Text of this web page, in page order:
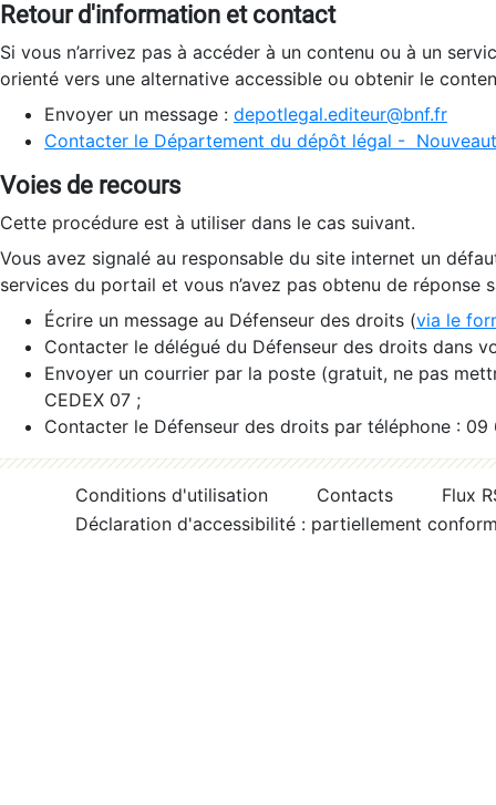
Retour d'information et contact
Si vous n’arrivez pas à accéder à un contenu ou à un
orienté vers une alternative accessible ou obtenir le
Envoyer un message : depotlegal.editeur@bnf.fr
Contacter le Département du dépôt légal -
Voies de recours
Cette procédure est à utiliser dans le cas suivant.
Vous avez signalé au responsable du site internet un
services du portail et vous n’avez pas obtenu de réponse
Écrire un message au Défenseur des droits (via le
Contacter le délégué du Défenseur des droits dans
Envoyer un courrier par la poste (gratuit, ne pas
CEDEX 07 ;
Contacter le Défenseur des droits par téléphone :
Conditions d'utilisation Contacts
Flux
Déclaration d'accessibilité : partiellement